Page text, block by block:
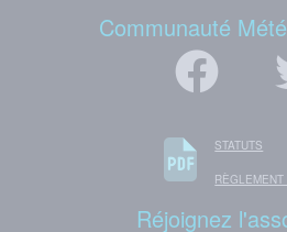
Communauté
STATUTS
RÈGLEMENT
Réjoignez